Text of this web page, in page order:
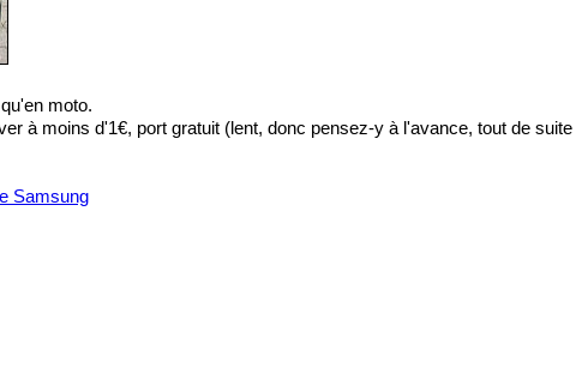
moto.
à moins d'1€, port gratuit (lent, donc pensez-y à l'avance, tout de suite
Samsung